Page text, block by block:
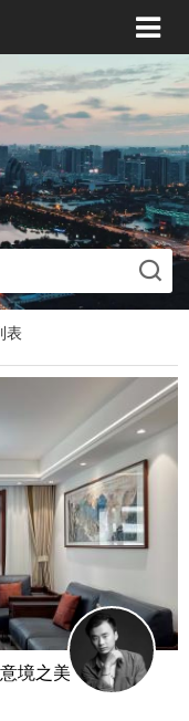
表
境之美